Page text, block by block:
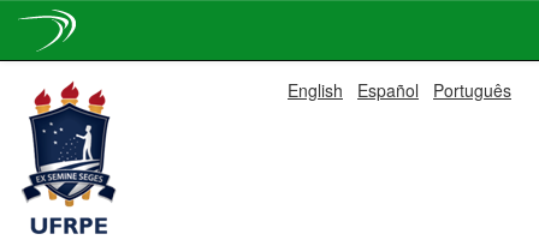
navigation
English Español Português